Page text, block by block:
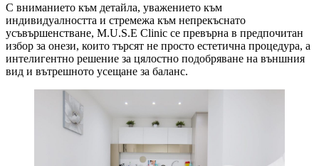
С вниманието към детайла, уважението към
индивидуалността и стремежа към непрекъснато
усъвършенстване, M.U.S.E Clinic се превърна в предпочитан
избор за онези, които търсят не просто естетична процедура, а
интелигентно решение за цялостно подобряване на външния
вид и вътрешното усещане за баланс.